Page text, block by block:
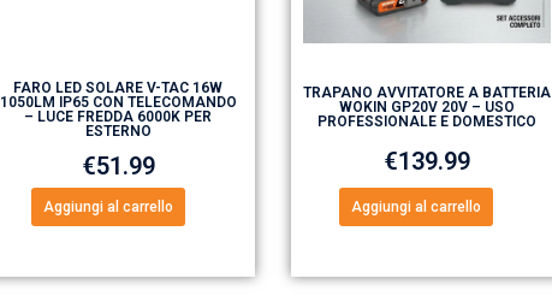
FARO LED SOLARE V-TAC 16W
1050LM IP65 CON TELECOMANDO
– LUCE FREDDA 6000K PER
ESTERNO
€51.99
Aggiungi al carrello
TRAPANO AVVITATORE A BATTERIA
WOKIN GP20V 20V – USO
PROFESSIONALE E DOMESTICO
€139.99
Aggiungi al carrello